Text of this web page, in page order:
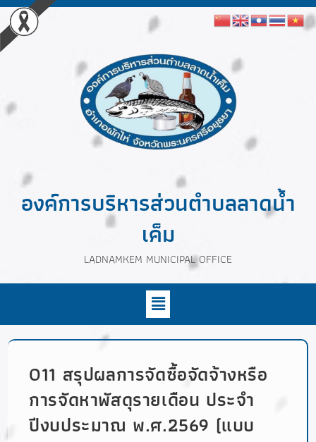
องค์การบริหารส่วนตำบลลาดน้ำ
เค็ม
LADNAMKEM MUNICIPAL OFFICE
O11 สรุปผลการจัดซื้อจัดจ้างหรือ
การจัดหาพัสดุรายเดือน ประจำ
ปีงบประมาณ พ.ศ.2569 (แบบ